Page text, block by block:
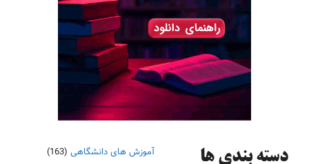
دسته‌ بندی ها آموزش های دانشگاهی (163)